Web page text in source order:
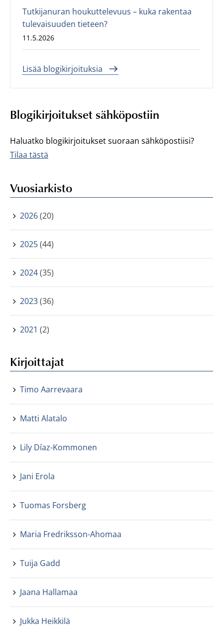
Tutkijanuran houkuttelevuus – kuka rakentaa
tulevaisuuden tieteen?
11.5.2026
Lisää blogikirjoituksia
Blogikirjoitukset sähköpostiin
Haluatko blogikirjoitukset suoraan sähköpostiisi?
Tilaa tästä
Vuosiarkisto
2026(20)
2025(44)
2024(35)
2023(36)
2021 (2)
Kirjoittajat
Timo Aarrevaara
Matti Alatalo
Lily Díaz-Kommonen
Jani Erola
Tuomas Forsberg
Maria Fredriksson-Ahomaa
Tuija Gadd
Jaana Hallamaa
Jukka Heikkilä